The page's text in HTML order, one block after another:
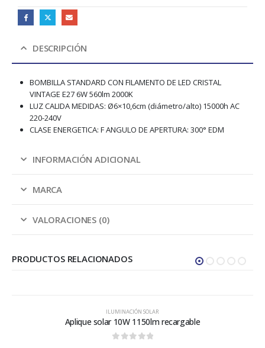
DESCRIPCIÓN
BOMBILLA STANDARD CON FILAMENTO DE LED CRISTAL
VINTAGE E27 6W 560lm 2000K
LUZ CALIDA MEDIDAS: Ø6×10,6cm (diámetro/alto) 15000h AC
220-240V
CLASE ENERGETICA: F ANGULO DE APERTURA: 300° EDM
INFORMACIÓN ADICIONAL
MARCA
VALORACIONES (0)
PRODUCTOS RELACIONADOS
ILUMINACIÓN SOLAR
Aplique solar 10W 1150lm recargable